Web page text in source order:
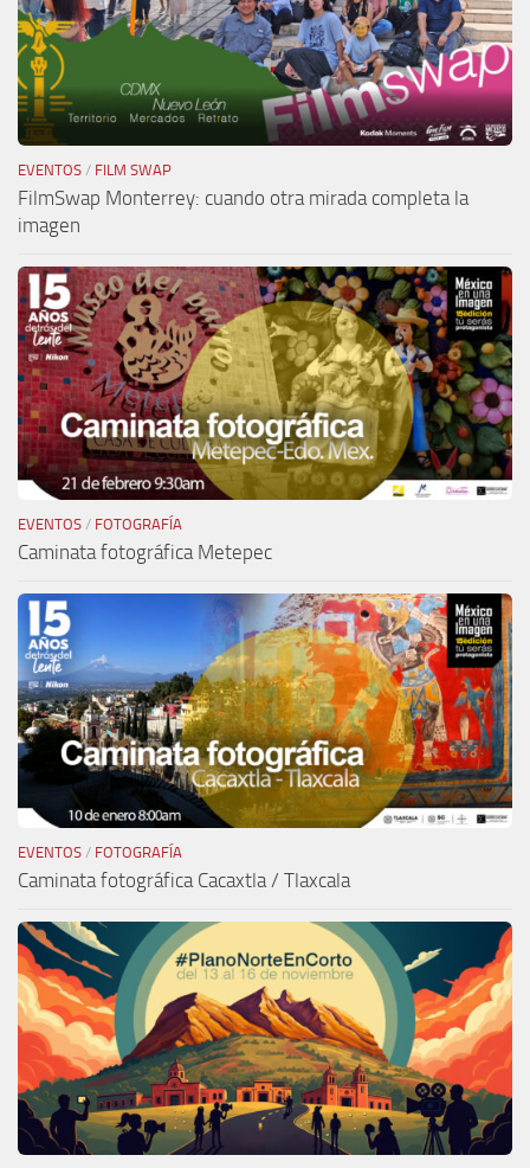
EVENTOS / FILM SWAP
FilmSwap Monterrey: cuando otra mirada completa la
imagen
EVENTOS / FOTOGRAFÍA
Caminata fotográfica Metepec
EVENTOS / FOTOGRAFÍA
Caminata fotográfica Cacaxtla / Tlaxcala